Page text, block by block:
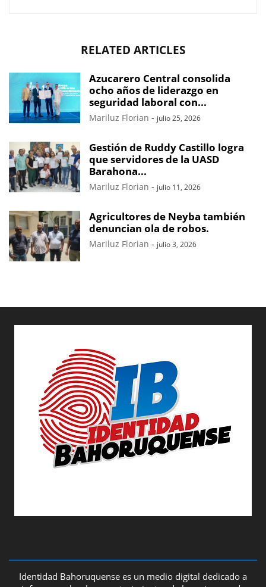
RELATED ARTICLES
Azucarero Central consolida
ocho años de liderazgo en
seguridad laboral con...
Mariluz Florian - julio 25, 2026
Gestión de Ruddy Castillo logra
que servidores de la UASD
Barahona...
Mariluz Florian - julio 11, 2026
Agricultores de Neyba también
denuncian ola de robos.
Mariluz Florian - julio 3, 2026
Identidad Bahoruquense es un medio digital dedicado a